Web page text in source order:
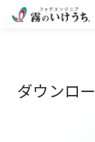
ダウンロ